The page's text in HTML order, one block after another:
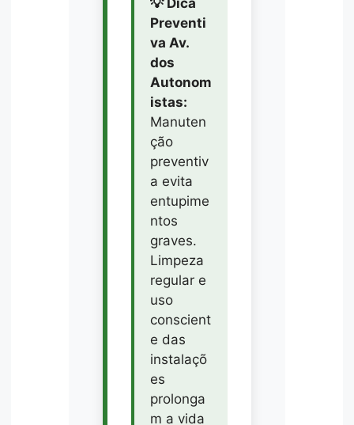
Preventi
va Av.
dos
Autonom
istas:
Manuten
ção
preventiv
a evita
entupime
ntos
graves.
Limpeza
regular e
uso
conscient
e das
instalaçõ
es
prolonga
m a vida